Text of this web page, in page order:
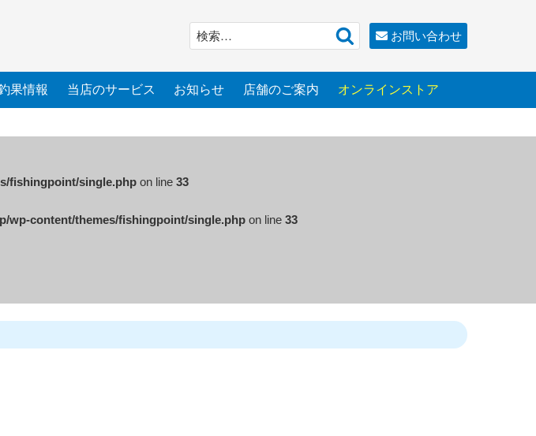
索:
お問い合わせ
果情報 当店のサービス お知らせ 店舗のご案内 オンラインストア
fishingpoint/single.php on line 33
wp-content/themes/fishingpoint/single.php on line 33